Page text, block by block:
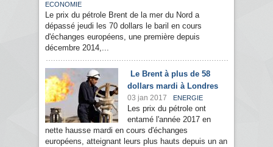
ECONOMIE
Le prix du pétrole Brent de la mer du Nord a
dépassé jeudi les 70 dollars le baril en cours
d'échanges européens, une première depuis
décembre 2014,...
Le Brent à plus de 58
dollars mardi à Londres
03 jan 2017 ENERGIE
Les prix du pétrole ont
entamé l'année 2017 en
nette hausse mardi en cours d'échanges
européens, atteignant leurs plus hauts depuis un an